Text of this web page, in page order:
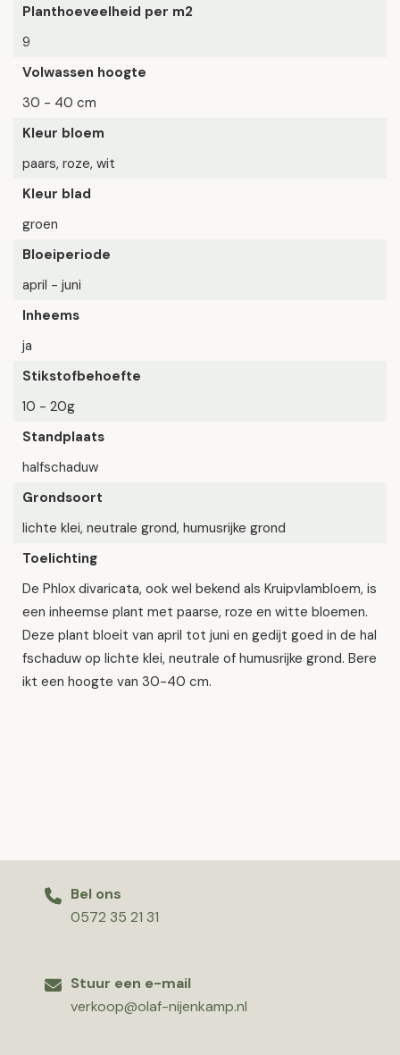
Planthoeveelheid per m2
9
Volwassen hoogte
30 - 40 cm
Kleur bloem
paars, roze, wit
Kleur blad
groen
Bloeiperiode
april - juni
Inheems
ja
Stikstofbehoefte
10 - 20g
Standplaats
halfschaduw
Grondsoort
lichte klei, neutrale grond, humusrijke grond
Toelichting
De Phlox divaricata, ook wel bekend als Kruipvlambloem, is
een inheemse plant met paarse, roze en witte bloemen.
Deze plant bloeit van april tot juni en gedijt goed in de hal
fschaduw op lichte klei, neutrale of humusrijke grond. Bere
ikt een hoogte van 30-40 cm.
Bel ons
0572 35 21 31
Stuur een e-mail
verkoop@olaf-nijenkamp.nl